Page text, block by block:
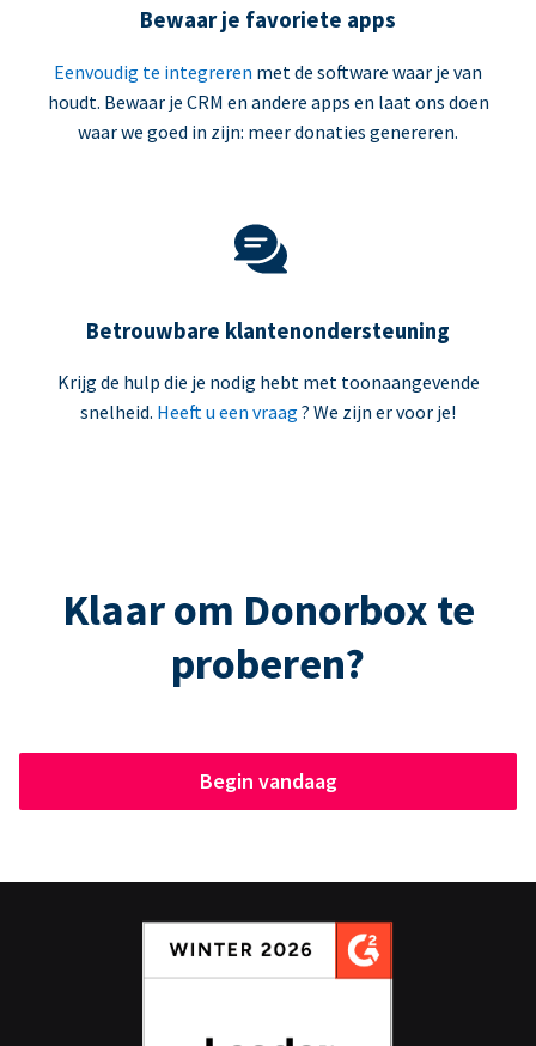
Bewaar je favoriete apps
Eenvoudig te integreren met de software waar je van
houdt. Bewaar je CRM en andere apps en laat ons doen
waar we goed in zijn: meer donaties genereren.
Betrouwbare klantenondersteuning
Krijg de hulp die je nodig hebt met toonaangevende
snelheid. Heeft u een vraag ? We zijn er voor je!
Klaar om Donorbox te
proberen?
Begin vandaag